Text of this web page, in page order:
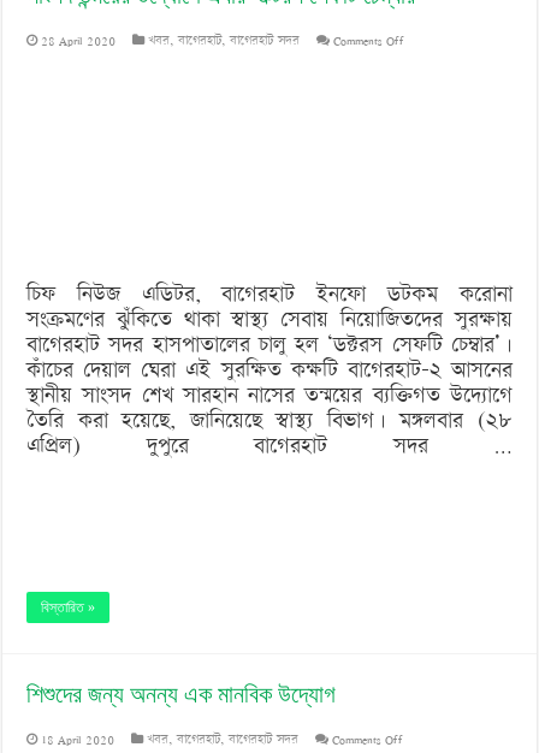
‘বড় নাশকতার জন্য’ অস্ত্র নিয়ে বাগেরহাটে ঢুকছিল তারা
28 April 2020 খবর,বাগেরহাট,বাগেরহাট সদর Comments Offon
চেম্বার’
চিফ নিউজ এডিটর, বাগেরহাট ইনফো ডটকম করোনা
সংক্রমণের ঝুঁকিতে থাকা স্বাস্থ্য সেবায় নিয়োজিতদের সুরক্ষায়
বাগেরহাট সদর হাসপাতালের চালু হল ‘ডক্টরস সেফটি চেম্বার’।
কাঁচের দেয়াল ঘেরা এই সুরক্ষিত কক্ষটি বাগেরহাট-২ আসনের
স্থানীয় সাংসদ শেখ সারহান নাসের তন্ময়ের ব্যক্তিগত উদ্যোগে
তৈরি করা হয়েছে, জানিয়েছে স্বাস্থ্য বিভাগ। মঙ্গলবার (২৮
এপ্রিল) দুপুরে বাগেরহাট সদর …
বিস্তারিত »
শিশুদের জন্য অনন্য এক মানবিক উদ্যোগ
18 April 2020 খবর,বাগেরহাট,বাগেরহাট সদর Comments Offon